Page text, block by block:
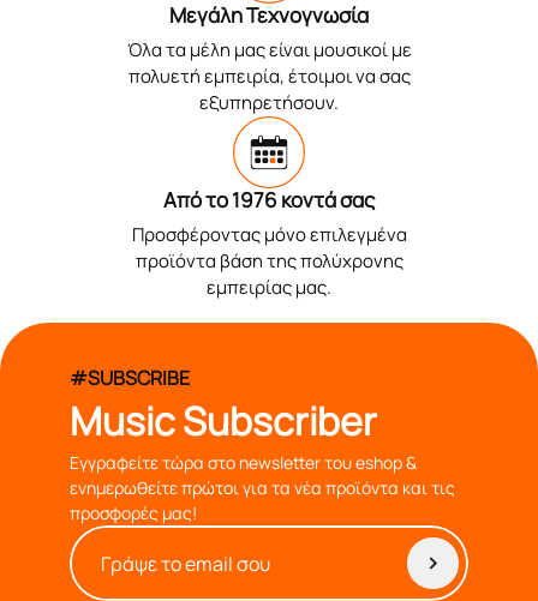
Μεγάλη Τεχνογνωσία
Όλα τα μέλη μας είναι μουσικοί με
πολυετή εμπειρία, έτοιμοι να σας
εξυπηρετήσουν.
Από το 1976 κοντά σας
Προσφέροντας μόνο επιλεγμένα
προϊόντα βάση της πολύχρονης
εμπειρίας μας.
#SUBSCRIBE
Music Subscriber
Εγγραφείτε τώρα στο newsletter του eshop &
ενημερωθείτε πρώτοι για τα νέα προϊόντα και τις
προσφορές μας!